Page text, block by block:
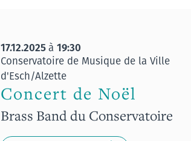
17.12.2025à 19:30
Conservatoire de Musique de la Ville
d'Esch/Alzette
Concert de Noël
Brass Band du Conservatoire